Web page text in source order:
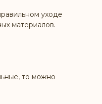
уходе
материалов.
то можно